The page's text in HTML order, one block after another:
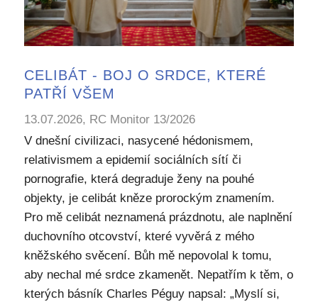
CELIBÁT - BOJ O SRDCE, KTERÉ
PATŘÍ VŠEM
13.07.2026, RC Monitor 13/2026
V dnešní civilizaci, nasycené hédonismem,
relativismem a epidemií sociálních sítí či
pornografie, která degraduje ženy na pouhé
objekty, je celibát kněze prorockým znamením.
Pro mě celibát neznamená prázdnotu, ale naplnění
duchovního otcovství, které vyvěrá z mého
kněžského svěcení. Bůh mě nepovolal k tomu,
aby nechal mé srdce zkamenět. Nepatřím k těm, o
kterých básník Charles Péguy napsal: „Myslí si,